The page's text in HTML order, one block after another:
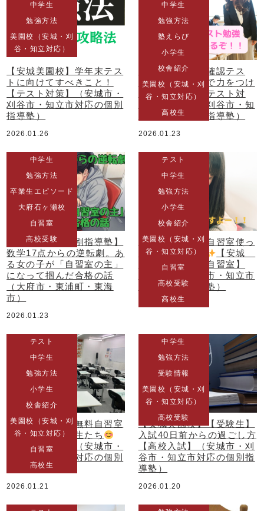
中学生
勉強方法
美園校（安城・刈
谷・知立対応）
【安城美園校】学年末テス
トに向けてすべきこと！
【テスト対策】（安城市・
刈谷市・知立市対応の個別
指導塾）
2026.01.26
中学生
勉強方法
塾えらび
小学生
校舎紹介
美園校（安城・刈
谷・知立対応）
高校生
【安城美園校】確認テス
ト、定着テストで力をつけ
る
【中学生 テスト対
策】（安城市・刈谷市・知
立市対応の個別指導塾）
2026.01.23
中学生
勉強方法
卒業生エピソード
大府石ヶ瀬校
自習室
高校受験
【中学生】【個別指導塾】
数学17点からの逆転劇。あ
る女の子が「自習室の主」
になって掴んだ合格の話
（大府市・東浦町・東海
市）
2026.01.23
テスト
中学生
勉強方法
小学生
校舎紹介
美園校（安城・刈
谷・知立対応）
自習室
高校受験
高校生
【安城美園校】自習室使っ
てレベルアップ
【安城
個別塾】【無料自習室】
（安城市・刈谷市・知立市
対応の個別指導塾）
2026.01.22
テスト
中学生
勉強方法
小学生
校舎紹介
美園校（安城・刈
谷・知立対応）
自習室
高校生
【安城美園校】無料自習室
をうまく使う塾生たち
【テスト勉強】（安城市・
刈谷市・知立市対応の個別
指導塾）
2026.01.21
中学生
勉強方法
受験情報
美園校（安城・刈
谷・知立対応）
高校受験
【安城美園校】【受験生】
入試40日前からの過ごし方
【高校入試】（安城市・刈
谷市・知立市対応の個別指
導塾）
2026.01.20